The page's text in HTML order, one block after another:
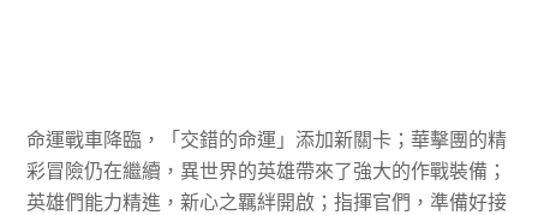
命運戰車降臨，「交錯的命運」添加新關卡；華擊團的精
彩冒險仍在繼續，異世界的英雄帶來了強大的作戰裝備；
英雄們能力精進，新心之羈絆開啟；指揮官們，準備好接